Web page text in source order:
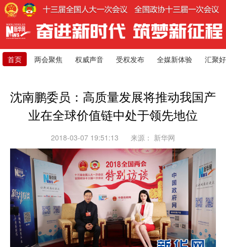
首页 两会聚焦 权威声音 受权发布 全媒新体验 汇聚
沈南鹏委员：高质量发展将推动我国产
业在全球价值链中处于领先地位
2018-03-07 19:51:13 来源： 新华网